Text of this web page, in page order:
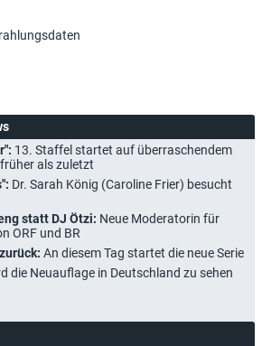
13. Staffel startet auf überraschendem
als zuletzt
Dr. Sarah König (Caroline Frier) besucht
statt DJ Ötzi: Neue Moderatorin für
ORF und BR
An diesem Tag startet die neue Serie
die Neuauflage in Deutschland zu sehen